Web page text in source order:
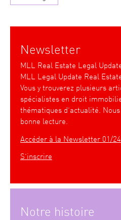
Newsletter
MLL Real Estate Legal
MLL Legal Update Real
Vous y trouverez plusieurs
spécialistes en droit
thématiques d’actualité.
bonne lecture.
Accéder à la Newsletter 01/24
S’inscrire
Notre histoire